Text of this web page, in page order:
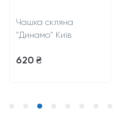
Чашка скляна
"Динамо" Київ
620 ₴